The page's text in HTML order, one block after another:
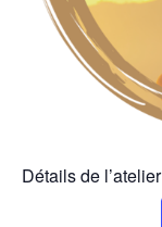
Détails de l’atelier